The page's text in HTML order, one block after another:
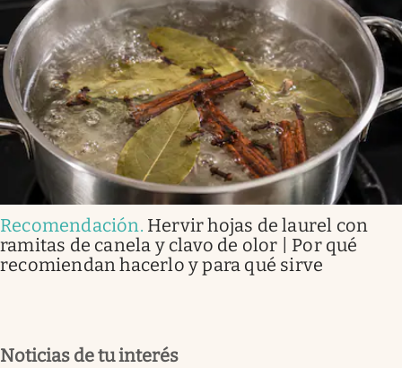
Recomendación. Hervir hojas de laurel con
ramitas de canela y clavo de olor | Por qué
recomiendan hacerlo y para qué sirve
Noticias de tu interés